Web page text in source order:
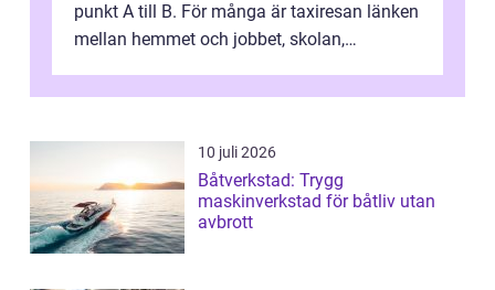
punkt A till B. För många är taxiresan länken
mellan hemmet och jobbet, skolan,
10 juli 2026
Båtverkstad: Trygg
maskinverkstad för båtliv utan
avbrott